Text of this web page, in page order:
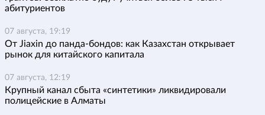
абитуриентов
07 августа, 19:19
От Jiaxin до панда-бондов: как Казахстан открывает
рынок для китайского капитала
07 августа, 12:19
Крупный канал сбыта «синтетики» ликвидировали
полицейские в Алматы